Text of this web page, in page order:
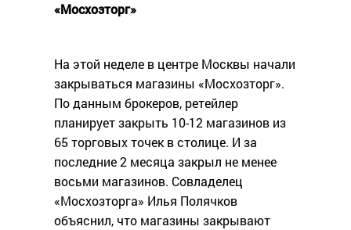
«Мосхозторг»
На этой неделе в центре Москвы начали
закрываться магазины «Мосхозторг».
По данным брокеров, ретейлер
планирует закрыть 10-12 магазинов из
65 торговых точек в столице. И за
последние 2 месяца закрыл не менее
восьми магазинов. Совладелец
«Мосхозторга» Илья Полячков
объяснил, что магазины закрывают